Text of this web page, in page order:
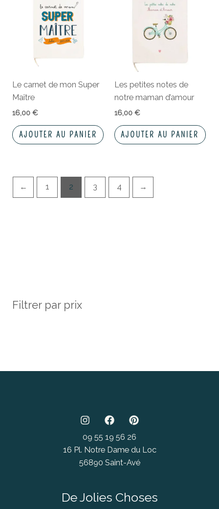
Filtrer par prix
Le carnet de mon Super
Maître
16,00€
AJOUTER AU PANIER
Les petites notes de
notre maman d’amour
16,00 €
AJOUTER AU PANIER
← 1 2 3 4 →
09 55 19 56 26
16 Pl. Notre Dame du Loc
56890 Saint-Avé
De Jolies Choses